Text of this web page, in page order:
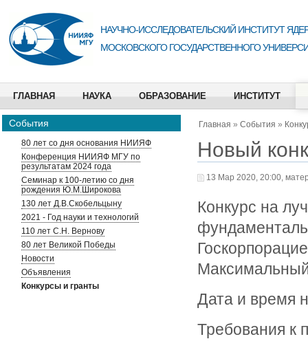
НАУЧНО-ИССЛЕДОВАТЕЛЬСКИЙ ИНСТИТУТ
МОСКОВСКОГО ГОСУДАРСТВЕННОГО
ГЛАВНАЯ НАУКА ОБРАЗОВАНИЕ ИНСТИТУТ
События
80 лет со дня основания НИИЯФ
Конференция НИИЯФ МГУ по
результатам 2024 года
Семинар к 100-летию со дня
рождения Ю.М.Широкова
130 лет Д.В.Скобельцыну
2021 - Год науки и технологий
110 лет С.Н. Вернову
80 лет Великой Победы
Новости
Объявления
Конкурсы и гранты
Главная » События »
Новый
13 Мар 2020, 20:00,
Конкурс на
Дата и время
Требования к